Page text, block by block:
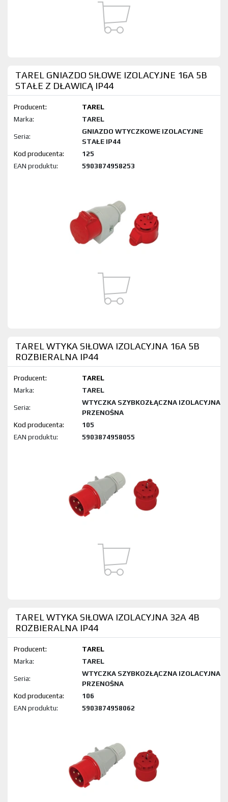
TAREL GNIAZDO SIŁOWE IZOLACYJNE 16A 5B
STAŁE Z DŁAWICĄ IP44
Producent:
TAREL
Marka:
TAREL
Seria:
GNIAZDO WTYCZKOWE IZOLACYJNE
STAŁE IP44
Kod produktu:
125
EAN produktu:
5903874958253
TAREL WTYKA SIŁOWA IZOLACYJNA 16A 5B
ROZBIERALNA IP44
Producent:
TAREL
Marka:
TAREL
Seria:
WTYCZKA SZYBKOZŁĄCZNA IZOLACYJNA
PRZENOŚNA
Kod produktu:
105
EAN produktu:
5903874958055
TAREL WTYKA SIŁOWA IZOLACYJNA 32A 4B
ROZBIERALNA IP44
Producent:
TAREL
Marka:
TAREL
Seria:
WTYCZKA SZYBKOZŁĄCZNA IZOLACYJNA
PRZENOŚNA
Kod produktu:
106
EAN produktu:
5903874958062